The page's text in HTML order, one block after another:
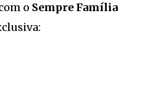
o Sempre Família